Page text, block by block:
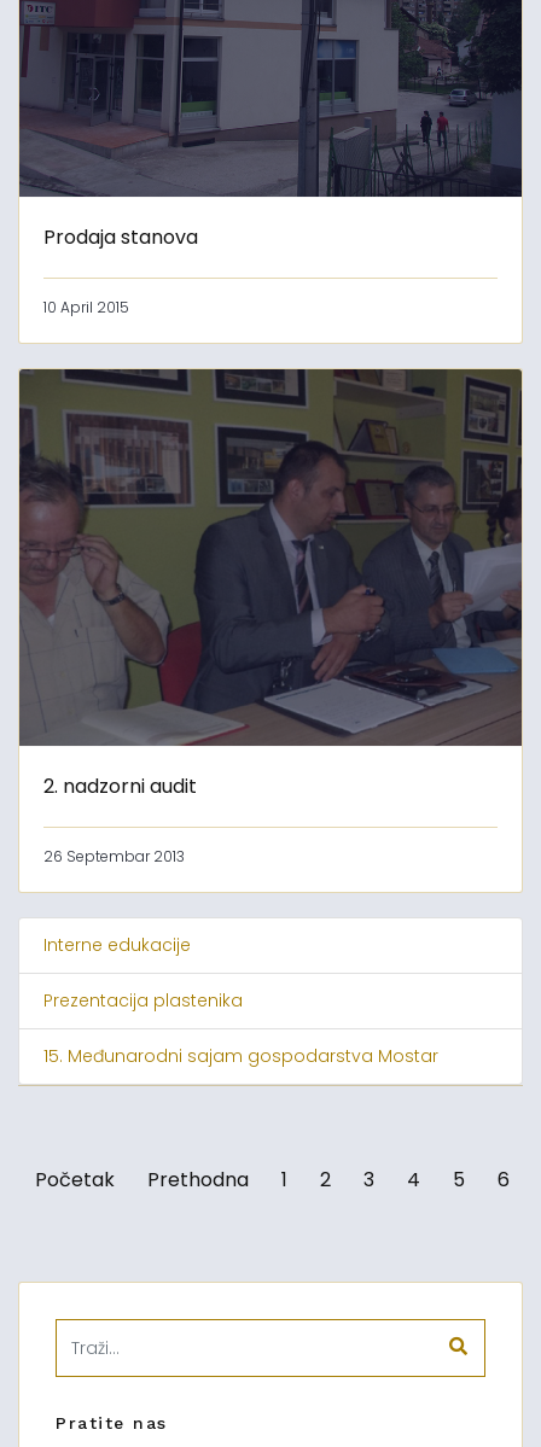
Prodaja stanova
10 April 2015
2. nadzorni audit
26 Septembar 2013
Interne edukacije
Prezentacija plastenika
15. Međunarodni sajam gospodarstva Mostar
Početak Prethodna 1 2 3 4 5 6
Pratite nas